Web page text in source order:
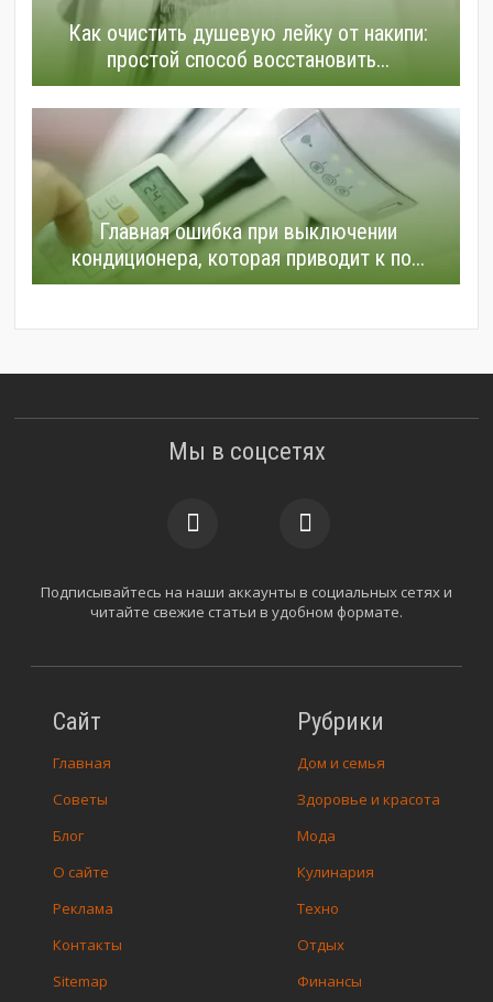
Как очистить душевую лейку от накипи:
простой способ восстановить...
Главная ошибка при выключении
кондиционера, которая приводит к по...
Сайт
Главная
Советы
Блог
О сайте
Реклама
Контакты
Sitemap
Рубрики
Дом и семья
Здоровье и красота
Мода
Кулинария
Техно
Отдых
Финансы
Мы в соцсетях
Подписывайтесь на наши аккаунты в социальных сетях и
читайте свежие статьи в удобном формате.